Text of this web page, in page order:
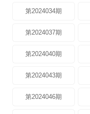
第2024034期
第2024037期
第2024040期
第2024043期
第2024046期